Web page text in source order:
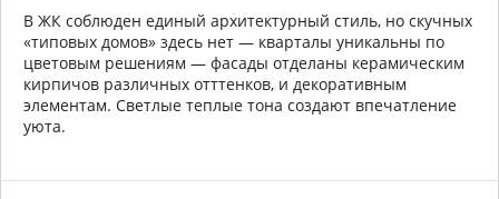
В ЖК соблюден единый архитектурный стиль, но скучных
«типовых домов» здесь нет — кварталы уникальны по
цветовым решениям — фасады отделаны керамическим
кирпичов различных отттенков, и декоративным
элементам. Светлые теплые тона создают впечатление
уюта.